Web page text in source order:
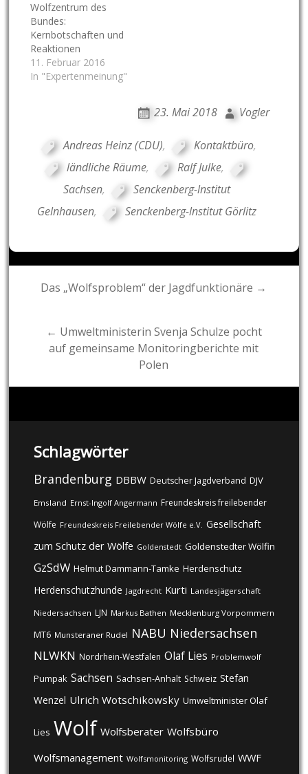
Wolfzentrum des
Bundes:
Kernbotschaften und
Reaktionen
11. Februar 2016
In "Expertenmeinung"
23. Mai 2018 Vogler
Andreas Heinz (CDU), Kontaktbüro,
ländliche Räume, Ralf Julke,
Sachsen,
Senckenberg-lnstitut
Gelnhausen, Senckenberg-lnstitut Görlitz
PostDas „Wolfsproblem“ der Jagdfunktionäre →
← Umweltministerin Svenja Schulze pocht
auf gemeinsame Monitoringberichte mit
Polen
Schlagwörter
Brandenburg DBBW Deutscher Jagdverband DJV
Emsland Ernst-Ingolf Angermann Freundeskreis freilebender
Wölfe Freundeskreis Freilebender Wölfe e.V. Gesellschaft
zum Schutz der Wölfe Goldenstedt Goldenstedter Wölfin
GzSdW Helmut Dammann-Tamke Herdenschutz
Herdenschutzhunde Jagdrecht Kurti Landesjägerschaft
Niedersachsen LJN Markus Bathen Mecklenburg Vorpommern
MT6 Munsteraner Rudel NABU Niedersachsen
NLWKN Nordrhein-Westfalen Olaf Lies Problemwolf
Pumpak Sachsen Sachsen-Anhalt Schweiz Stefan
Wenzel Ulrich Wotschikowsky Umweltminister Olaf
Lies Wolf Wolfsberater Wolfsbüro
Wolfsmanagement Wolfsmonitoring Wolfsrudel WWF